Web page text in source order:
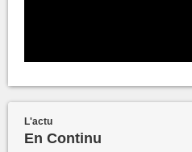
L'actu
En Continu